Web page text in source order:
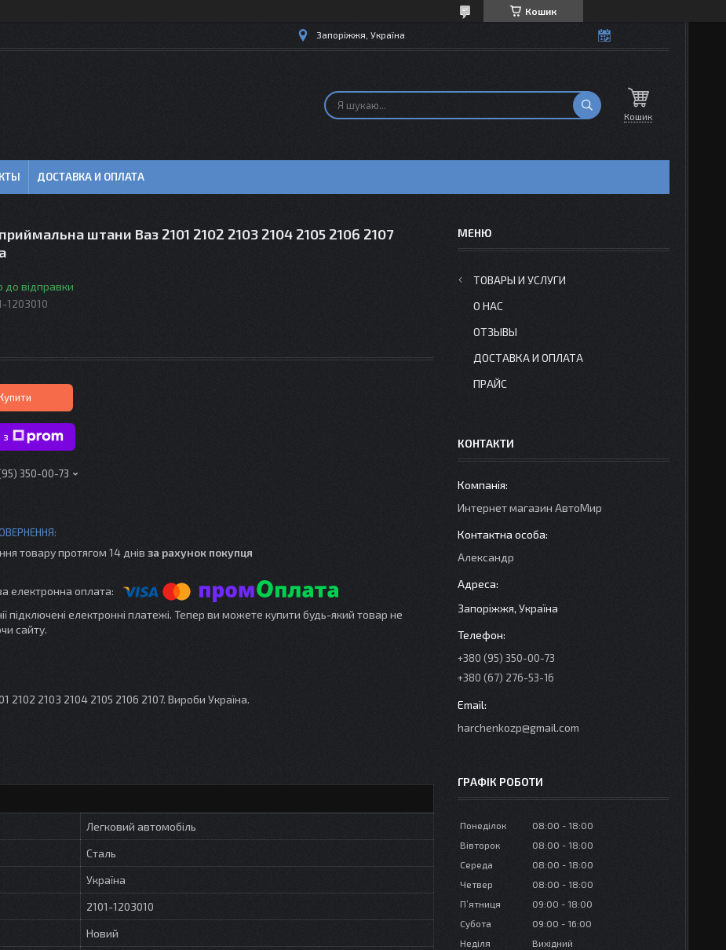
Кошик
Запоріжжя, Україна
Кошик
ДОСТАВКА И ОПЛАТА
штани Ваз 2101 2102 2103 2104 2105 2106 2107
до відправки
1203010
з
350-00-73
товару протягом 14 днів за рахунок покупця
підключені електронні платежі. Тепер ви можете купити будь-який товар не
сайту.
2103 2104 2105 2106 2107. Вироби Україна.
Легковий автомобіль
Сталь
Україна
2101-1203010
Новий
ТОВАРЫ И УСЛУГИ
О НАС
ОТЗЫВЫ
ДОСТАВКА И ОПЛАТА
ПРАЙС
КОНТАКТИ
Интернет магазин АвтоМир
Александр
Запоріжжя, Україна
+380 (95) 350-00-73
+380 (67) 276-53-16
harchenkozp@gmail.com
ГРАФІК РОБОТИ
Понеділок 08:00
18:00
Вівторок
08:00
18:00
Середа
08:00
18:00
Четвер
08:00
18:00
Пʼятниця
09:00
18:00
Субота
09:00
16:00
Неділя
Вихідний